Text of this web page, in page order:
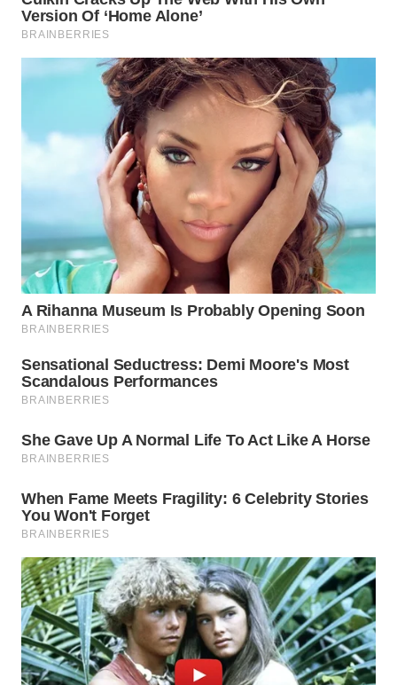
WN
PRIANGAN
WN
BOROBUDUR
WN
MADURA
WN
SURABAYA
NATUNA
BINTAN
WN
MANDALIKA
WN
LIKUPANG